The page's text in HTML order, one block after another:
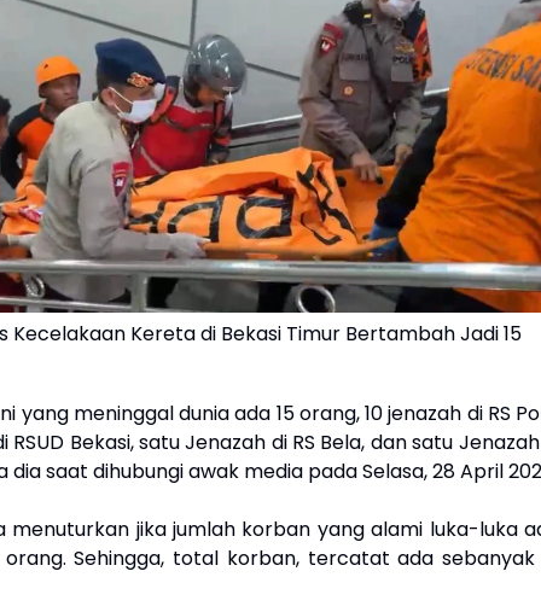
Kecelakaan Kereta di Bekasi Timur Bertambah Jadi 15
yang meninggal dunia ada 15 orang, 10 jenazah di RS
RSUD Bekasi, satu Jenazah di RS Bela, dan satu
dia saat dihubungi awak media pada Selasa, 28 April
menuturkan jika jumlah korban yang alami luka-luka
Sehingga, total korban, tercatat ada sebanyak